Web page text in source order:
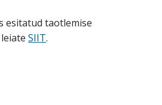
esitatud taotlemise
SIIT.